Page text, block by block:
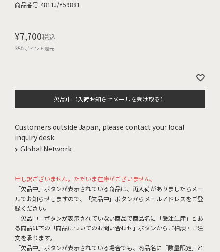
商品番号 4811J/Y59881
¥7,700税込
350ポイント還元
欠品中（入荷お知らせメールを受け取る）
Customers outside Japan, please contact your local
inquiry desk.
Global Network
申し訳ございません。ただいま在庫がございません。
「欠品中」ボタンが表示されている商品は、再入荷がありましたらメー
ルでお知らせしますので、「欠品中」ボタンからメールアドレスをご登
録ください。
「欠品中」ボタンが表示されていない商品で商品名に「受注生産」とあ
る商品は下の「商品についてのお問い合わせ」ボタンからご相談・ご注
文を承ります。
「欠品中」ボタンが表示されている場合でも、商品名に「数量限定」と